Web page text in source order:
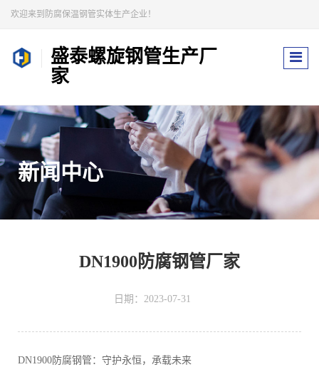
欢迎来到防腐保温钢管实体生产企业！
盛泰螺旋钢管生产厂
家
新闻中心
DN1900防腐钢管厂家
日期：2023-07-31
DN1900防腐钢管：守护永恒，承载未来